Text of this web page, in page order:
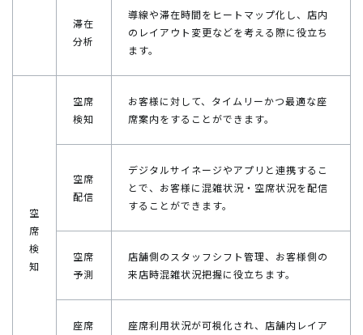
滞在
分析
導線や滞在時間をヒートマップ化し、店内
のレイアウト変更などを考える際に役立ち
ます。
空
席
検
知
空席
検知
お客様に対して、タイムリーかつ最適な座
席案内をすることができます。
空席
配信
デジタルサイネージやアプリと連携するこ
とで、お客様に混雑状況・空席状況を配信
することができます。
空席
予測
店舗側のスタッフシフト管理、お客様側の
来店時混雑状況把握に役立ちます。
座席
座席利用状況が可視化され、店舗内レイア